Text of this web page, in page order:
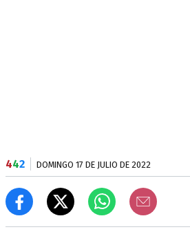
442 DOMINGO 17 DE JULIO DE 2022